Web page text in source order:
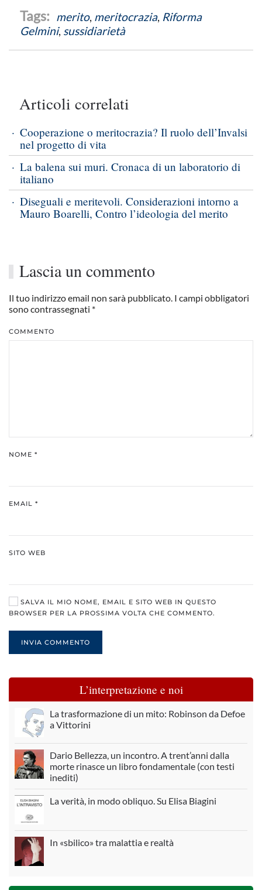
merito, meritocrazia, Riforma
Gelmini, sussidiarietà
Articoli correlati
Cooperazione o meritocrazia? Il ruolo dell’Invalsi
nel progetto di vita
La balena sui muri. Cronaca di un laboratorio di
italiano
Diseguali e meritevoli. Considerazioni intorno a
Mauro Boarelli, Contro l’ideologia del merito
Lascia un commento
Il tuo indirizzo email non sarà pubblicato. I campi obbligatori
sono contrassegnati *
COMMENTO
NOME *
EMAIL *
SITO WEB
SALVA IL MIO NOME, EMAIL E SITO WEB IN QUESTO
BROWSER PER LA PROSSIMA VOLTA CHE COMMENTO.
INVIA COMMENTO
L’interpretazione e noi
La trasformazione di un mito: Robinson da Defoe
a Vittorini
Dario Bellezza, un incontro. A trent’anni dalla
morte rinasce un libro fondamentale (con testi
inediti)
La verità, in modo obliquo. Su Elisa Biagini
In «sbilico» tra malattia e realtà